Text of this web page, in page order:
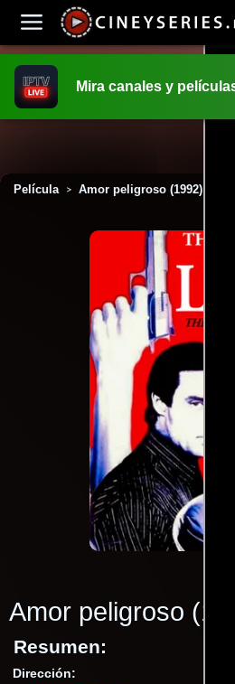
Mira canales y
Película > Amor peligroso (1992)
Amor peligroso
Resumen:
Dirección: